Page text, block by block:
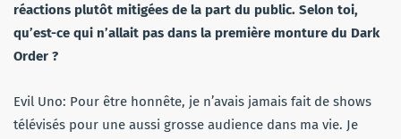
réactions plutôt mitigées de la part du public. Selon toi,
qu’est-ce qui n’allait pas dans la première monture du Dark
Order ?
Evil Uno: Pour être honnête, je n’avais jamais fait de shows
télévisés pour une aussi grosse audience dans ma vie. Je